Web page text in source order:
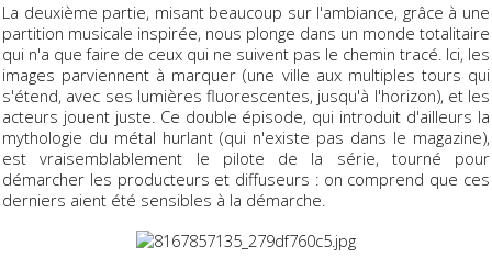
La deuxième partie, misant beaucoup sur l'ambiance, grâce à une
partition musicale inspirée, nous plonge dans un monde totalitaire
qui n'a que faire de ceux qui ne suivent pas le chemin tracé. Ici, les
images parviennent à marquer (une ville aux multiples tours qui
s'étend, avec ses lumières fluorescentes, jusqu'à l'horizon), et les
acteurs jouent juste. Ce double épisode, qui introduit d'ailleurs la
mythologie du métal hurlant (qui n'existe pas dans le magazine),
est vraisemblablement le pilote de la série, tourné pour
démarcher les producteurs et diffuseurs : on comprend que ces
derniers aient été sensibles à la démarche.